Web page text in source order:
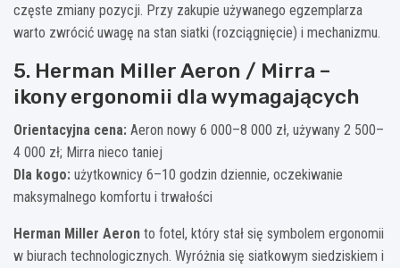
częste zmiany pozycji. Przy zakupie używanego egzemplarza
warto zwrócić uwagę na stan siatki (rozciągnięcie) i mechanizmu.
5. Herman Miller Aeron / Mirra –
ikony ergonomii dla wymagających
Orientacyjna cena: Aeron nowy 6 000–8 000 zł, używany 2 500–
4 000 zł; Mirra nieco taniej
Dla kogo: użytkownicy 6–10 godzin dziennie, oczekiwanie
maksymalnego komfortu i trwałości
Herman Miller Aeron to fotel, który stał się symbolem ergonomii
w biurach technologicznych. Wyróżnia się siatkowym siedziskiem i